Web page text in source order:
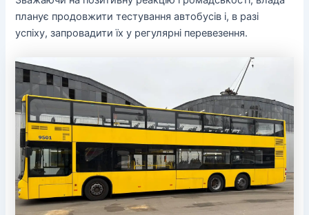
планує продовжити тестування автобусів і, в разі
успіху, запровадити їх у регулярні перевезення.